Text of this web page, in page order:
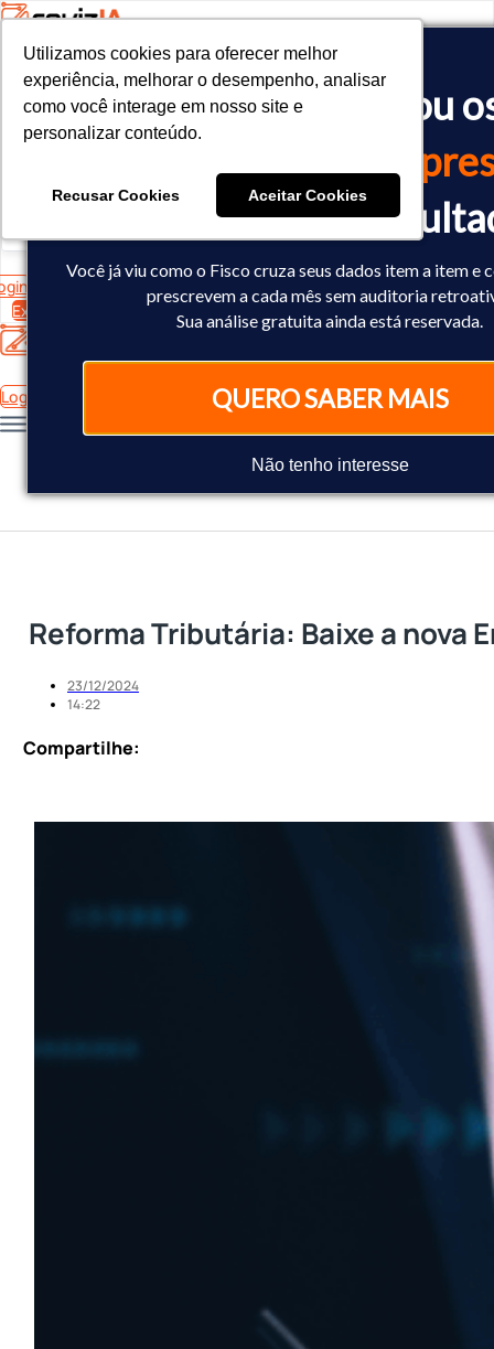
O Fisco já cruzou
dadosda sua
Você já sabe o
Você já viu como o Fisco cruza seus dados item a item e
prescrevem a cada mês sem auditoria
Sua análise gratuita ainda está reservada.
QUERO SABER MAIS
Não tenho interesse
Utilizamos cookies para oferecer melhor
experiência, melhorar o desempenho, analisar
como você interage em nosso site e
personalizar conteúdo.
Recusar Cookies Aceitar Cookies
Utilizamos cookies para oferecer melhor
experiência, melhorar o desempenho, analisar
como você interage em nosso site e
personalizar conteúdo.
Recusar Cookies Aceitar Cookies
<!-- Google tag (gtag.js) -->
<script async src="https://www.googletagmanager.com/gtag/
<script>
  window.dataLayer = window.dataLayer || [];
  gtag('config', 'AW-10793602440');
Experimente Grátis
Login
Reforma Tributária: Baixe a nova
23/12/2024
14:22
Compartilhe: